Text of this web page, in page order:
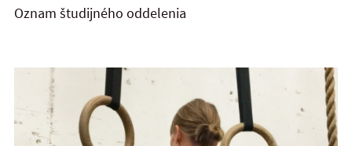
Oznam študijného oddelenia